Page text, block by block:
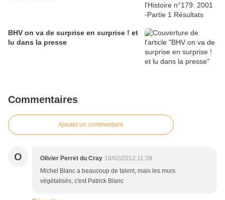
BHV on va de surprise en surprise ! et
lu dans la presse
Commentaires
Ajouter un commentaire
O Olivier Perret du Cray 18/02/2012 11:39
Michel Blanc a beaucoup de talent, mais les murs
végétalisés, c'est Patrick Blanc